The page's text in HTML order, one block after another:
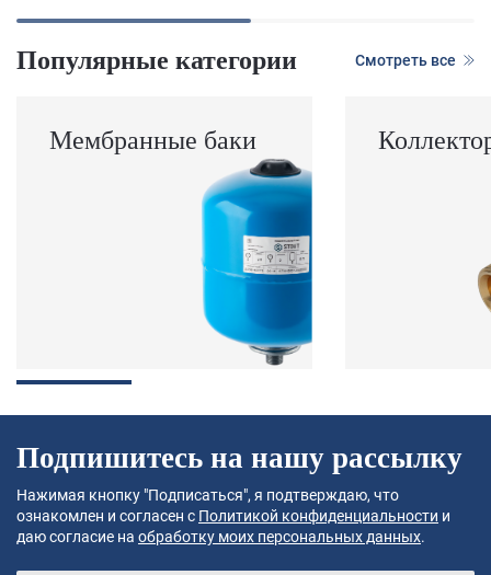
Популярные категории Смотреть все
Мембранные баки
Подпишитесь на нашу рассылку
Нажимая кнопку "Подписаться", я подтверждаю, что
ознакомлен и согласен с Политикой конфиденциальности и
даю согласие на обработку моих персональных данных.